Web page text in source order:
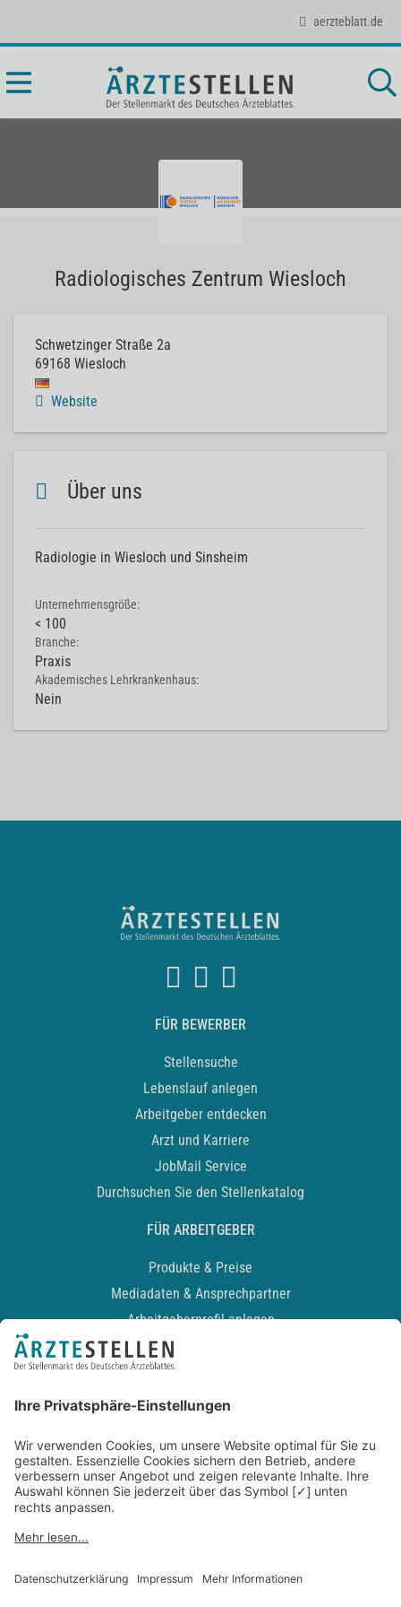
aerzteblatt.de
Radiologisches Zentrum Wiesloch
Schwetzinger Straße 2a
69168 Wiesloch
Website
Über uns
Radiologie in Wiesloch und Sinsheim
Unternehmensgröße:
< 100
Branche:
Praxis
Akademisches Lehrkrankenhaus:
Nein
FÜR BEWERBER
Stellensuche
Lebenslauf anlegen
Arbeitgeber entdecken
Arzt und Karriere
JobMail Service
Durchsuchen Sie den Stellenkatalog
FÜR ARBEITGEBER
Produkte & Preise
Mediadaten & Ansprechpartner
Arbeitgeberprofil anlegen
Recruiting-Podcast
Kontakt
Datenschutz
Newsletter